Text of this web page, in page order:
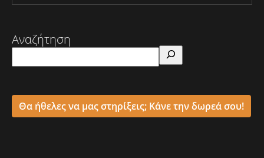
Αναζήτηση
Θα ήθελες να μας στηρίξεις; Κάνε την δωρεά σου!